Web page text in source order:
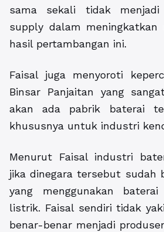
sama sekali tidak
supply dalam
hasil pertambangan ini.
Faisal juga menyoroti
Binsar Panjaitan yang
akan ada pabrik baterai
khususnya untuk industri
Menurut Faisal industri
jika dinegara tersebut sudah
yang menggunakan
listrik. Faisal sendiri tidak
benar-benar menjadi